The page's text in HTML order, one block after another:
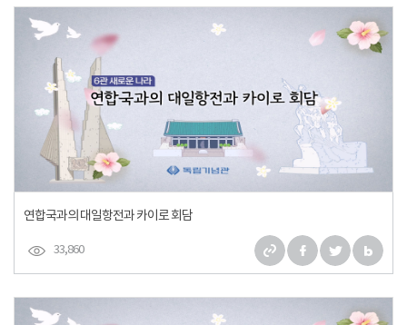
연합국과의 대일항전과 카이로 회담
33,860